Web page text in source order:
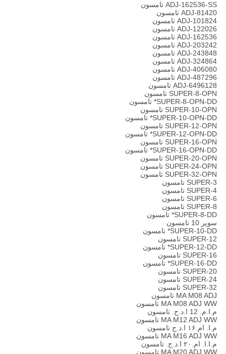
ADJ-162536-SS تامسون
ADJ-81420 تامسون
ADJ-101824 تامسون
ADJ-122026 تامسون
ADJ-162536 تامسون
ADJ-203242 تامسون
ADJ-243848 تامسون
ADJ-324864 تامسون
ADJ-406080 تامسون
ADJ-487296 تامسون
ADJ-6496128 تامسون
SUPER-8-OPN تامسون
SUPER-8-OPN-DD* تامسون
SUPER-10-OPN تامسون
SUPER-10-OPN-DD* تامسون
SUPER-12-OPN تامسون
SUPER-12-OPN-DD* تامسون
SUPER-16-OPN تامسون
SUPER-16-OPN-DD* تامسون
SUPER-20-OPN تامسون
SUPER-24-OPN تامسون
SUPER-32-OPN تامسون
SUPER-3 تامسون
SUPER-4 تامسون
SUPER-6 تامسون
SUPER-8 تامسون
SUPER-8-DD* تامسون
سوپر 10 تامسون
SUPER-10-DD* تامسون
SUPER-12 تامسون
SUPER-12-DD* تامسون
SUPER-16 تامسون
SUPER-16-DD* تامسون
SUPER-20 تامسون
SUPER-24 تامسون
SUPER-32 تامسون
MA M08 ADJ تامسون
MA M08 ADJ WW تامسون
م.ا.م. 12 ا.د.ج. تامسون
MA M12 ADJ WW تامسون
م.ا. ام.۱۶ ا.د.ج تامسون
MA M16 ADJ WW تامسون
م.ا.ا. ام.۲۰ ا.د.ج. تامسون
MA M20 ADJ WW تامسون